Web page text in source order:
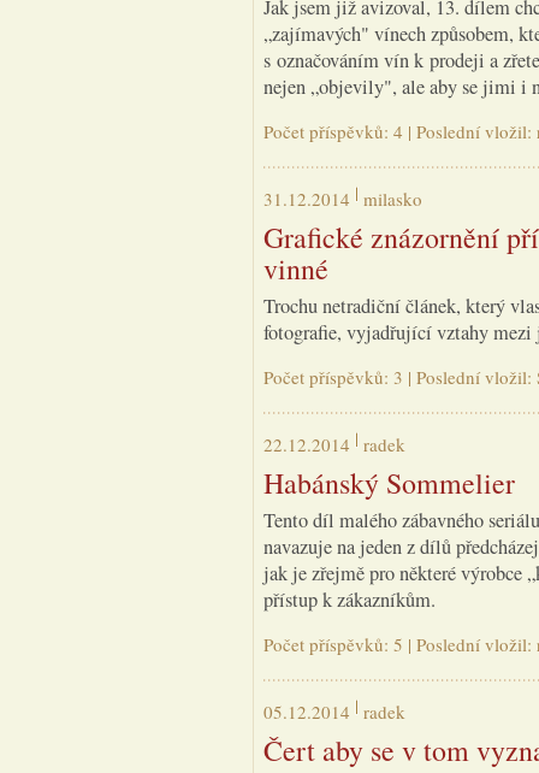
Jak jsem již avizoval, 13. dílem
„zajímavých" vínech způsobem,
s označováním vín k prodeji a
nejen „objevily", ale aby se jimi i
Počet příspěvků: 4 | Poslední
31.12.2014 milasko
Grafické znázornění
vinné
Trochu netradiční článek, který
fotografie, vyjadřující vztahy
Počet příspěvků: 3 | Poslední
22.12.2014 radek
Habánský Sommelier
Tento díl malého zábavného
navazuje na jeden z dílů
jak je zřejmě pro některé výrobce
přístup k zákazníkům.
Počet příspěvků: 5 | Poslední
05.12.2014 radek
Čert aby se v tom